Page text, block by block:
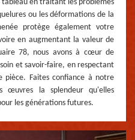
en traitant les problèmes
ou les déformations de la
protège également votre
en augmentant la valeur de
78, nous avons à cœur de
et savoir-faire, en respectant
Faites confiance à notre
œuvres la splendeur qu'elles
les générations futures.